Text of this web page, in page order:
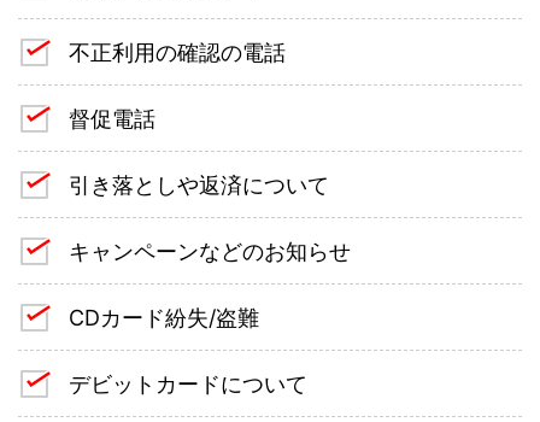
不正利用の確認の電話
督促電話
引き落としや返済について
キャンペーンなどのお知らせ
CDカード紛失/盗難
デビットカードについて